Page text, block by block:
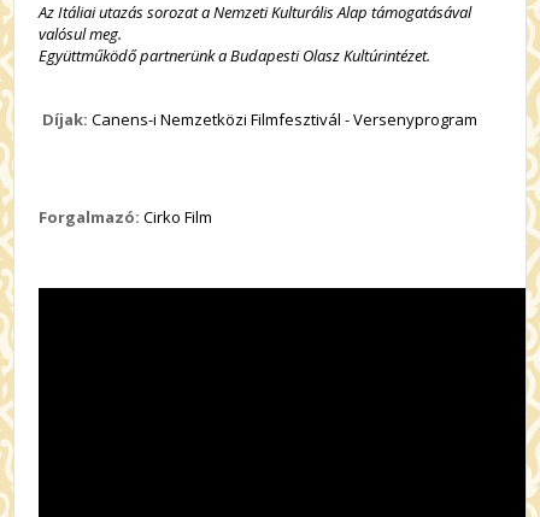
Az Itáliai utazás sorozat a Nemzeti Kulturális Alap támogatásával
valósul meg.
Együttműködő partnerünk a Budapesti Olasz Kultúrintézet.
Díjak: Canens-i Nemzetközi Filmfesztivál - Versenyprogram
Forgalmazó: Cirko Film